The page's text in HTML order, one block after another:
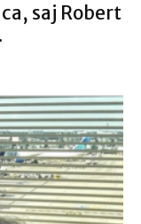
saj Robert